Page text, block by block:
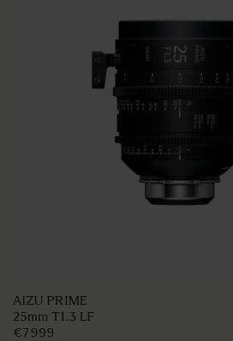
AIZU PRIME
25mm T1.3 LF
€7 999